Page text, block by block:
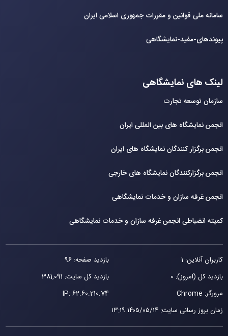
سامانه ملی قوانین و مقررات جمهوری اسلامی ایران
پیوندهای-مفید-نمایشگاهی
لینک های نمایشگاهی
سازمان توسعه تجارت
انجمن نمایشگاه های بین المللی ایران
انجمن برگزار کنندگان نمایشگاه های ایران
انجمن برگزارکنندگان نمایشگاه های خارجی
انجمن غرفه سازان و خدمات نمایشگاهی
کمیته انضباطی انجمن غرفه سازان و خدمات نمایشگاهی
کاربران آنلاین: 1
بازدید صفحه: 96
بازدید کل (امروز): 0
بازدید کل سایت: 381,091
مرورگر: Chrome
IP:62.60.210.74
زمان بروز رسانی سایت:۱۴۰۵/۰۵/۱۴ ۱۳:۱۹